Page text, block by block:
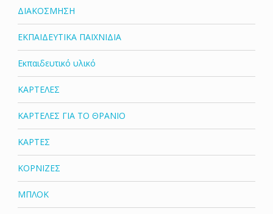
ΔΙΑΚΟΣΜΗΣΗ
ΕΚΠΑΙΔΕΥΤΙΚΑ ΠΑΙΧΝΙΔΙΑ
Εκπαιδευτικό υλικό
ΚΑΡΤΕΛΕΣ
ΚΑΡΤΕΛΕΣ ΓΙΑ ΤΟ ΘΡΑΝΙΟ
ΚΑΡΤΕΣ
ΚΟΡΝΙΖΕΣ
ΜΠΛΟΚ